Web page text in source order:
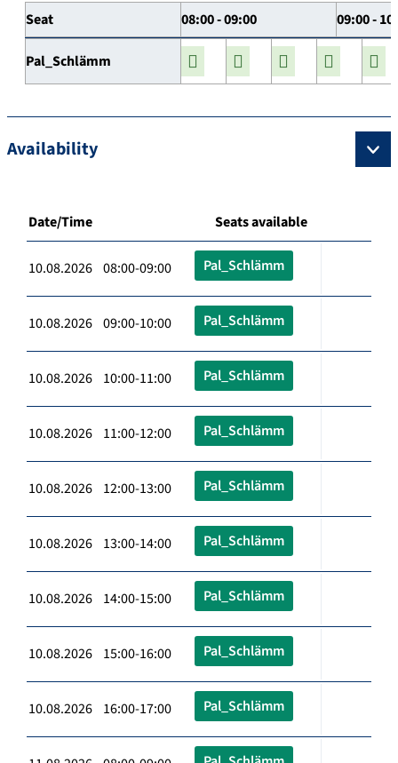
Seat 08:00 - 09:00 09:00 -
Pal_Schlämm
Availability
Date/Time Seats available
10.08.2026 08:00-09:00 Pal_Schlämm
10.08.2026 09:00-10:00 Pal_Schlämm
10.08.2026 10:00-11:00 Pal_Schlämm
10.08.2026 11:00-12:00 Pal_Schlämm
10.08.2026 12:00-13:00 Pal_Schlämm
10.08.2026 13:00-14:00 Pal_Schlämm
10.08.2026 14:00-15:00 Pal_Schlämm
10.08.2026 15:00-16:00 Pal_Schlämm
10.08.2026 16:00-17:00 Pal_Schlämm